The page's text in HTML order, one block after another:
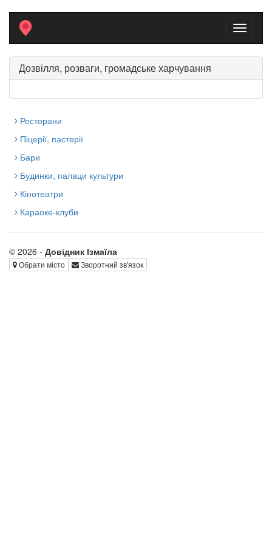
Toggle
Дозвілля, розваги, громадське харчування
Ресторани
Піцерії, пастерії
Бари
Будинки, палаци культури
Кінотеатри
Караоке-клуби
© 2026 - Довідник Ізмаїла
Обрати місто Зворотний зв'язок